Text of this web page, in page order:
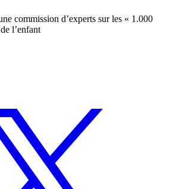
commission d’experts sur les « 1.000
l’enfant